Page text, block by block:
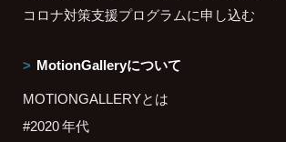
コロナ対策支援プログラムに申し込む
MotionGalleryについて
MOTIONGALLERYとは
#2020 年代